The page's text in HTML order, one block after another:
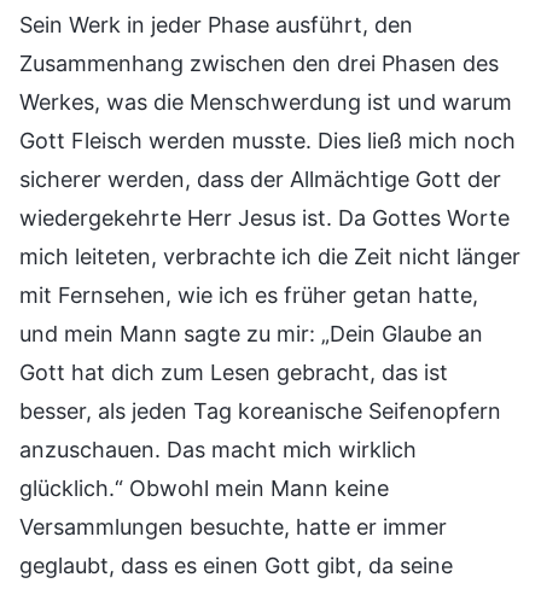
Sein Werk in jeder Phase ausführt, den
Zusammenhang zwischen den drei Phasen des
Werkes, was die Menschwerdung ist und warum
Gott Fleisch werden musste. Dies ließ mich noch
sicherer werden, dass der Allmächtige Gott der
wiedergekehrte Herr Jesus ist. Da Gottes Worte
mich leiteten, verbrachte ich die Zeit nicht länger
mit Fernsehen, wie ich es früher getan hatte,
und mein Mann sagte zu mir: „Dein Glaube an
Gott hat dich zum Lesen gebracht, das ist
besser, als jeden Tag koreanische Seifenopfern
anzuschauen. Das macht mich wirklich
glücklich.“ Obwohl mein Mann keine
Versammlungen besuchte, hatte er immer
geglaubt, dass es einen Gott gibt, da seine